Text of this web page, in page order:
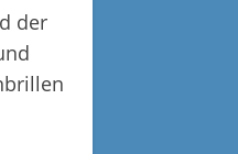
der